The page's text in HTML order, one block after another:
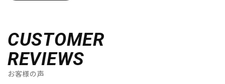
CUSTOMER
REVIEWS
お客様の声